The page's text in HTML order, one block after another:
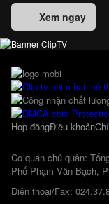
Xem ngay
Hợp đồngĐiều khoản
Cơ quan chủ quản:
Phố Phạm Văn Bạch,
Điện thoại/Fax: